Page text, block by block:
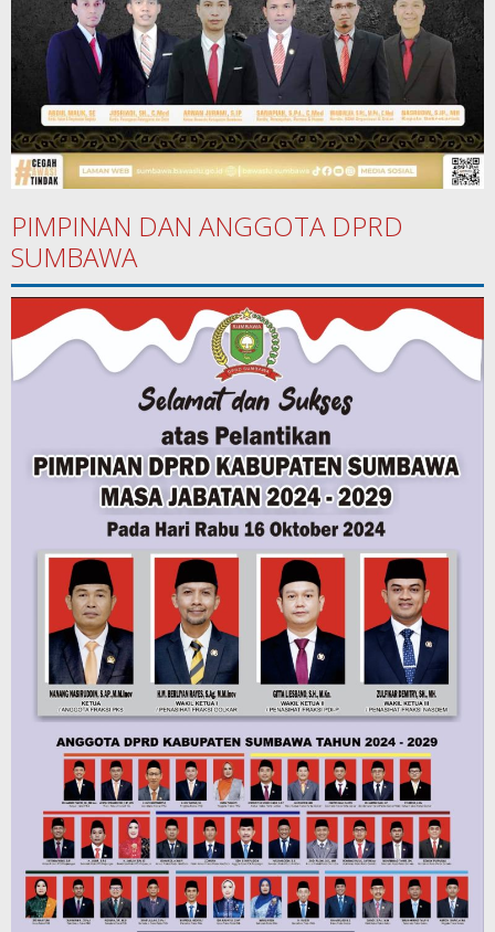
PIMPINAN DAN ANGGOTA DPRD
SUMBAWA